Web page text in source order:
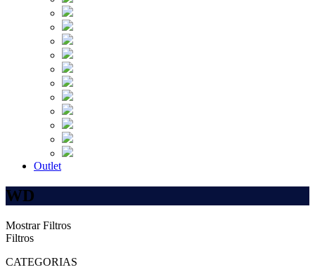
Outlet
WD
Mostrar Filtros
Filtros
CATEGORIAS